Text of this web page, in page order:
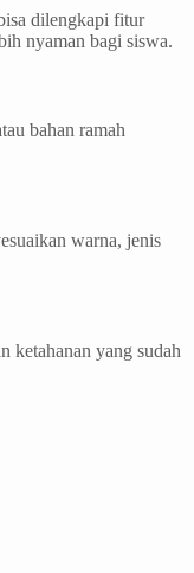
dilengkapi fitur
nyaman bagi siswa.
bahan ramah
warna, jenis
ketahanan yang sudah